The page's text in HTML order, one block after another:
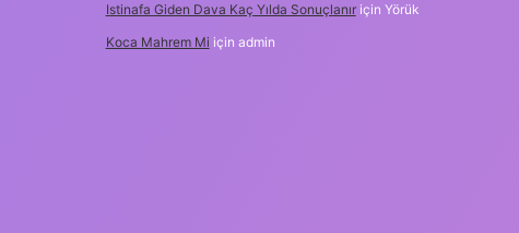
Istinafa Giden Dava Kaç Yılda Sonuçlanıriçin Yörük
Koca Mahrem Mi için admin